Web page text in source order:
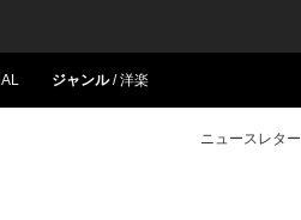
ジャンル 洋楽
ニュースレター